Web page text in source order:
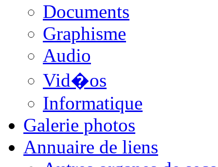
Documents
Graphisme
Audio
Vid�os
Informatique
Galerie photos
Annuaire de liens